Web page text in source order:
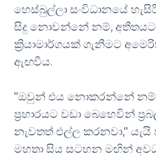
හෙස්බුල්ලා සංවිධානයේ
සිදු නොවන්නේ නම්, අතීතයට
ක්‍රියාමාර්ගයක් ගැනීමට
ඇඟවීය.
"ඔවුන් එය නොකරන්නේ
ප්‍රහාරයට වඩා බෙහෙවින්
නැවතත් එල්ල කරනවා,"
මහතා සිය සටහන මඟින්